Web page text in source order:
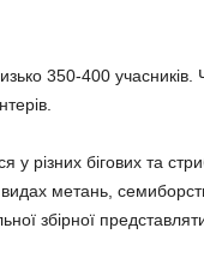
350-400
різних бігових та
метань,
збірної